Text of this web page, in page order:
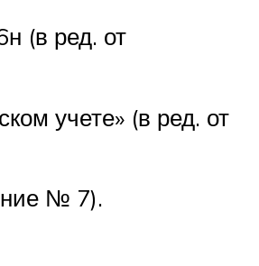
(в ред. от
учете» (в ред. от
№ 7).